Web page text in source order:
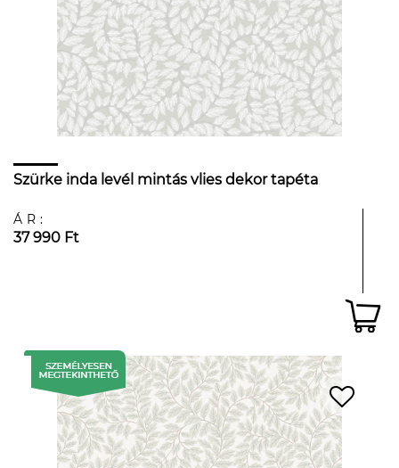
Szürke inda levél mintás vlies dekor tapéta
ÁR:
37 990 Ft